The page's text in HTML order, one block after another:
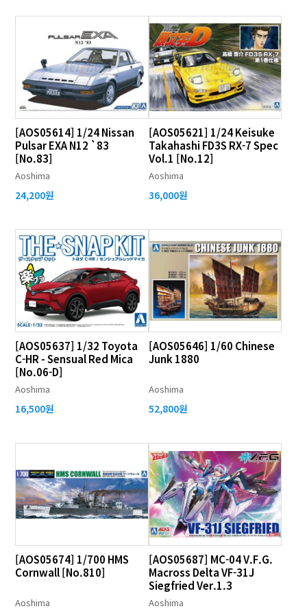
[AOS05614] 1/24 Nissan
Pulsar EXA N12 `83
[No.83]
Aoshima
24,200원
[AOS05621] 1/24 Keisuke
Takahashi FD3S RX-7 Spec
Vol.1 [No.12]
Aoshima
36,000원
[AOS05637] 1/32 Toyota
C-HR - Sensual Red Mica
[No.06-D]
Aoshima
16,500원
[AOS05646] 1/60 Chinese
Junk 1880
Aoshima
52,800원
[AOS05674] 1/700 HMS
Cornwall [No.810]
Aoshima
[AOS05687] MC-04 V.F.G.
Macross Delta VF-31J
Siegfried Ver.1.3
Aoshima